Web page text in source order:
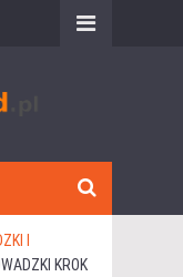
I
KROK